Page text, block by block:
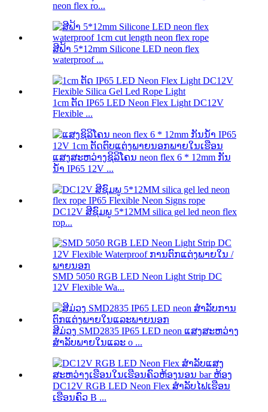
neon flex ro...
ສີຟ້າ 5*12mm Silicone LED neon flex
waterproof ...
1cm ຕັດ IP65 LED Neon Flex Light DC12V
Flexible ...
ແສງສະຫວ່າງຊິລິໂຄນ neon flex 6 * 12mm ກັນ
ນ້ໍາ IP65 12V ...
DC12V ສີຊົມພູ 5*12MM silica gel led neon flex
rop...
SMD 5050 RGB LED Neon Light Strip DC
12V Flexible Wa...
ສີມ່ວງ SMD2835 IP65 LED neon ແສງສະຫວ່າງ
ສໍາລັບພາຍໃນແລະ o ...
DC12V RGB LED Neon Flex ສໍາລັບໄຟເຮືອນ
ເຮືອນຄົວ B ...